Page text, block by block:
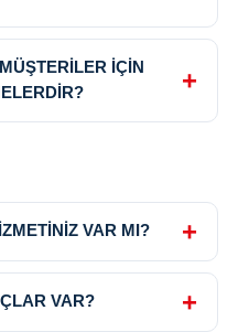
İÇİN
VAR MI?
VAR?